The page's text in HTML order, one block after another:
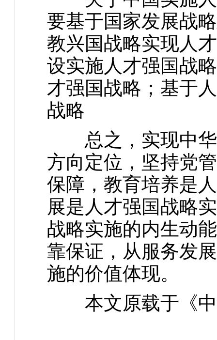
要基于国家发展战
教兴国战略实现人
设实施人才强国战
才强国战略；基于
战略
总之，实现中华
方向定位，坚持党
保障，教育培养是
展是人才强国战略
战略实施的内生动
靠保证，从服务发
施的价值体现。
本文原载于《中